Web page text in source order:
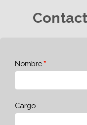
Nombre
Cargo